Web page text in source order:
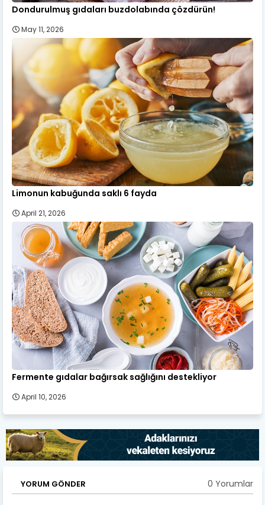
Dondurulmuş gıdaları buzdolabında çözdürün!
May 11, 2026
Limonun kabuğunda saklı 6 fayda
April 21, 2026
Fermente gıdalar bağırsak sağlığını destekliyor
April 10, 2026
YORUM GÖNDER 0 Yorumlar